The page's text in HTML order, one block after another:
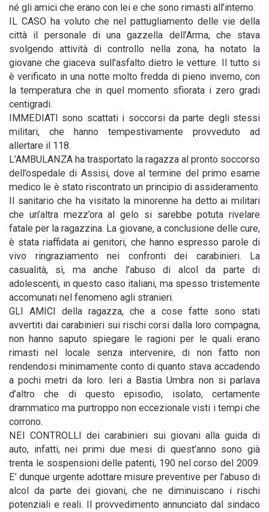
né gli amici che erano con lei e che sono rimasti all’interno.
IL CASO ha voluto che nel pattugliamento delle vie della
città il personale di una gazzella dell’Arma, che stava
svolgendo attività di controllo nella zona, ha notato la
giovane che giaceva sull’asfalto dietro le vetture. Il tutto si
è verificato in una notte molto fredda di pieno inverno, con
la temperatura che in quel momento sfiorata i zero gradi
centigradi.
IMMEDIATI sono scattati i soccorsi da parte degli stessi
militari, che hanno tempestivamente provveduto ad
allertare il 118.
L’AMBULANZA ha trasportato la ragazza al pronto soccorso
dell’ospedale di Assisi, dove al termine del primo esame
medico le è stato riscontrato un principio di assideramento.
Il sanitario che ha visitato la minorenne ha detto ai militari
che un’altra mezz’ora al gelo si sarebbe potuta rivelare
fatale per la ragazzina. La giovane, a conclusione delle cure,
è stata riaffidata ai genitori, che hanno espresso parole di
vivo ringraziamento nei confronti dei carabinieri. La
casualità, sì, ma anche l’abuso di alcol da parte di
adolescenti, in questo caso italiani, ma spesso tristemente
accomunati nel fenomeno agli stranieri.
GLI AMICI della ragazza, che a cose fatte sono stati
avvertiti dai carabinieri sui rischi corsi dalla loro compagna,
non hanno saputo spiegare le ragioni per le quali erano
rimasti nel locale senza intervenire, di non fatto non
rendendosi minimamente conto di quanto stava accadendo
a pochi metri da loro. Ieri a Bastia Umbra non si parlava
d’altro che di questo episodio, isolato, certamente
drammatico ma purtroppo non eccezionale visti i tempi che
corrono.
NEI CONTROLLI dei carabinieri sui giovani alla guida di
auto, infatti, nei primi due mesi di quest’anno sono già
trenta le sospensioni delle patenti, 190 nel corso del 2009.
E’ dunque urgente adottare misure preventive per l’abuso di
alcol da parte dei giovani, che ne diminuiscano i rischi
potenziali e reali. Il provvedimento annunciato dal sindaco